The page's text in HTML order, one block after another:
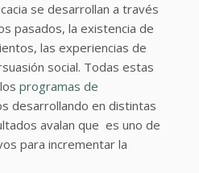
se desarrollan a través
pasados, la existencia de
las experiencias de
social. Todas estas
programas de
desarrollando en distintas
avalan que es uno de
para incrementar la